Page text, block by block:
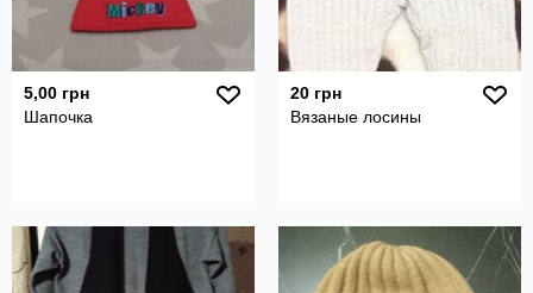
5,00 грн
Шапочка
20 грн
Вязаные лосины